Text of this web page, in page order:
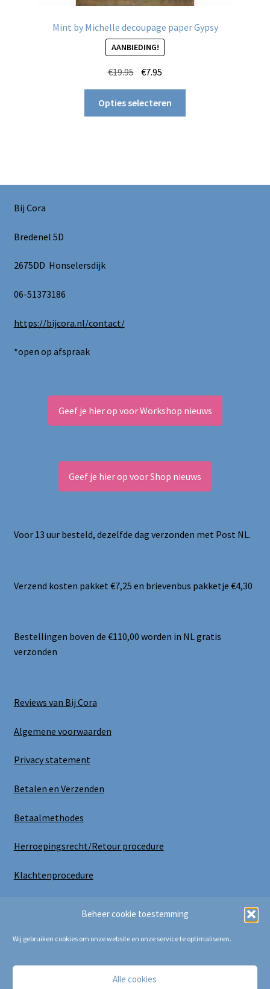
Beheer cookie toestemming
Wij gebruiken cookies om onze website en onze service te optimaliseren.
Alle cookies
Mint by Michelle decoupage paper Gypsy
AANBIEDING!
€19.95 Oorspronkelijke
prijs
was:
€19.95.
€7.95
prijs
is:
€7.95.
Opties selecteren
optie
Bij Cora
Bredenel 5D
2675DD Honselersdijk
06-51373186
https://bijcora.nl/contact/
*open op afspraak
Geef je hier op voor Workshop nieuws
Geef je hier op voor Shop nieuws
Voor 13 uur besteld, dezelfde dag verzonden met Post NL.
Verzend kosten pakket €7,25 en brievenbus pakketje €4,30
Bestellingen boven de €110,00 worden in NL gratis
verzonden
Reviews van Bij Cora
Algemene voorwaarden
Privacy statement
Betalen en Verzenden
Betaalmethodes
Herroepingsrecht/Retour procedure
Klachtenprocedure